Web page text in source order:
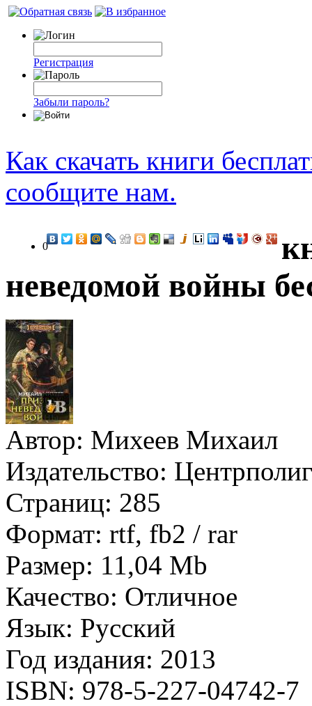
Регистрация
Забыли пароль?
Как скачать книги
сообщите нам.
0
неведомой войны
Автор: Михеев Михаил
Издательство:
Страниц: 285
Формат: rtf, fb2 / rar
Размер: 11,04 Mb
Качество: Отличное
Язык: Русский
Год издания: 2013
ISBN: 978-5-227-04742-7